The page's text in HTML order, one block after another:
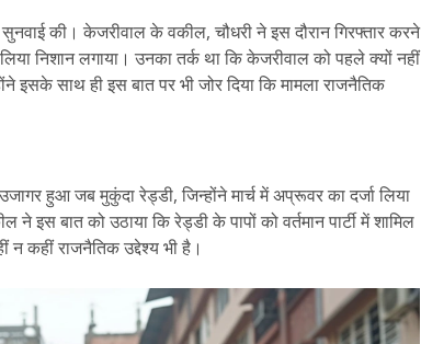
की। केजरीवाल के वकील, चौधरी ने इस दौरान गिरफ्तार करने
निशान लगाया। उनका तर्क था कि केजरीवाल को पहले क्यों नहीं
इसके साथ ही इस बात पर भी जोर दिया कि मामला राजनैतिक
हुआ जब मुकुंदा रेड्डी, जिन्होंने मार्च में अप्रूवर का दर्जा लिया
ने इस बात को उठाया कि रेड्डी के पापों को वर्तमान पार्टी में शामिल
कहीं राजनैतिक उद्देश्य भी है।